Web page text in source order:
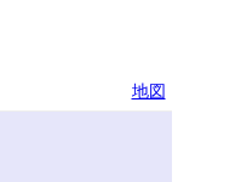
地図